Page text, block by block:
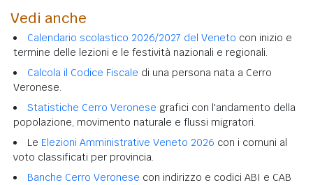
Vedi anche
Calendario scolastico 2026/2027 del Veneto con inizio e
termine delle lezioni e le festività nazionali e regionali.
Calcola il Codice Fiscale di una persona nata a Cerro
Veronese.
Statistiche Cerro Veronese grafici con l'andamento della
popolazione, movimento naturale e flussi migratori.
Le Elezioni Amministrative Veneto 2026 con i comuni al
voto classificati per provincia.
Banche Cerro Veronese con indirizzo e codici ABI e CAB